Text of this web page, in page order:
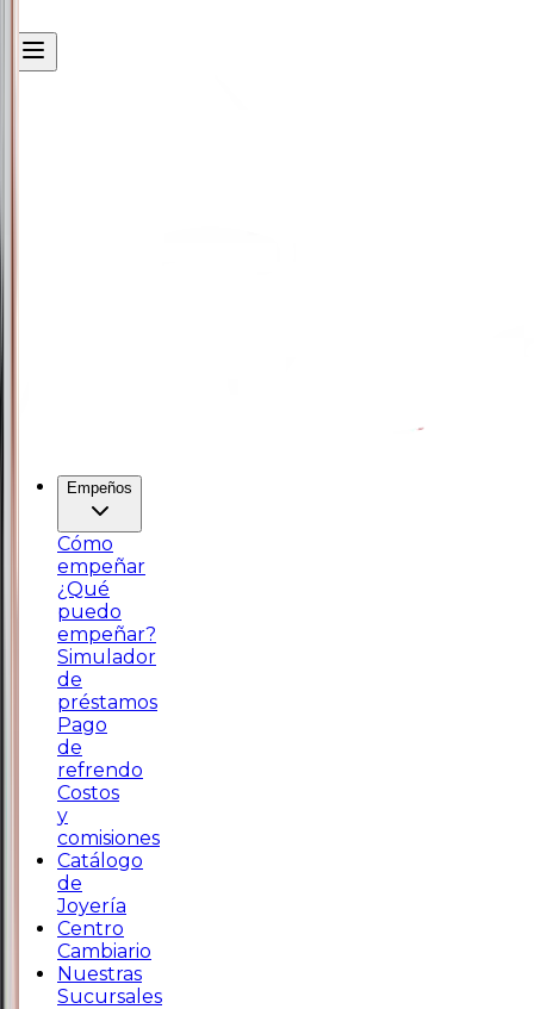
Empeños
Cómo
empeñar
¿Qué
puedo
empeñar?
Simulador
de
préstamos
Pago
de
refrendo
Costos
y
comisiones
Catálogo
de
Joyería
Centro
Cambiario
Nuestras
Sucursales